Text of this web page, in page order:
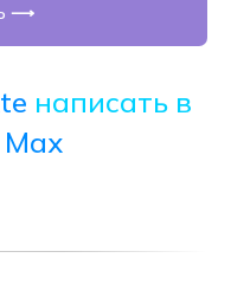
⟶
написать в
Max